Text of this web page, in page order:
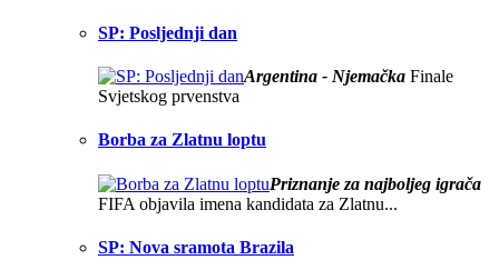
SP: Posljednji dan
Argentina - Njemačka Finale
Svjetskog prvenstva
Borba za Zlatnu loptu
Priznanje za najboljeg igrača
FIFA objavila imena kandidata za Zlatnu...
SP: Nova sramota Brazila